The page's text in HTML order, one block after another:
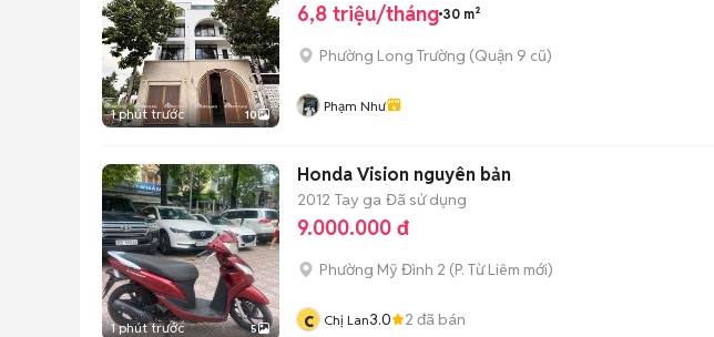
1 phút trước 10
6,8 triệu/tháng 30 m²
Phường Long Trường (Quận 9 cũ)
Phạm Như
1 phút trước 5
Honda Vision nguyên bản
2012 Tay ga Đã sử dụng
9.000.000 đ
Phường Mỹ Đình 2 (P. Từ Liêm mới)
c Chị Lan3.0 2 đã bán